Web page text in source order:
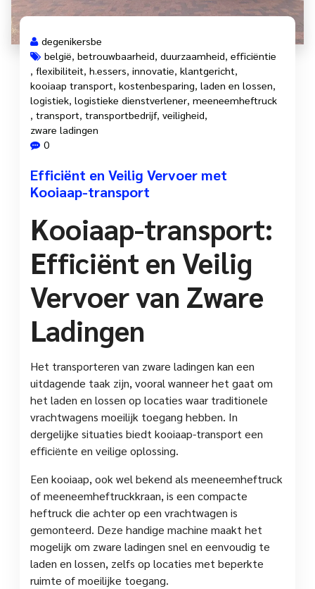
degenikersbe
belgië, betrouwbaarheid, duurzaamheid, efficiëntie
, flexibiliteit, h.essers, innovatie, klantgericht,
kooiaap transport, kostenbesparing, laden en lossen,
logistiek, logistieke dienstverlener, meeneemheftruck
, transport, transportbedrijf, veiligheid,
zware ladingen
0
Efficiënt en Veilig Vervoer met
Kooiaap-transport
Kooiaap-transport:
Efficiënt en Veilig
Vervoer van Zware
Ladingen
Het transporteren van zware ladingen kan een
uitdagende taak zijn, vooral wanneer het gaat om
het laden en lossen op locaties waar traditionele
vrachtwagens moeilijk toegang hebben. In
dergelijke situaties biedt kooiaap-transport een
efficiënte en veilige oplossing.
Een kooiaap, ook wel bekend als meeneemheftruck
of meeneemheftruckkraan, is een compacte
heftruck die achter op een vrachtwagen is
gemonteerd. Deze handige machine maakt het
mogelijk om zware ladingen snel en eenvoudig te
laden en lossen, zelfs op locaties met beperkte
ruimte of moeilijke toegang.